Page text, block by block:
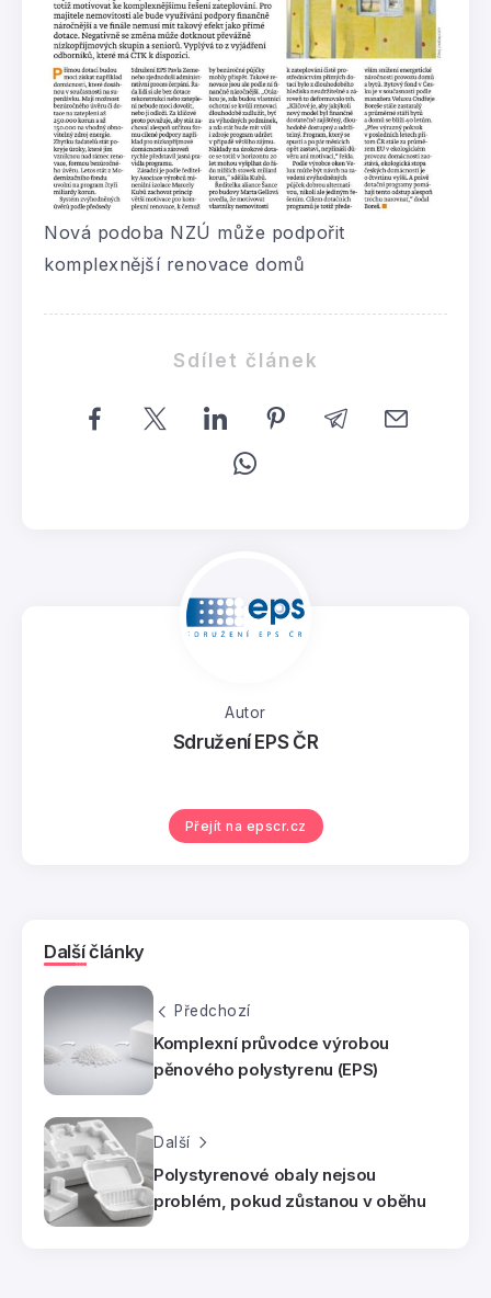
Nová podoba NZÚ může podpořit
komplexnější renovace domů
Sdílet článek
Autor
Sdružení EPS ČR
Přejít na epscr.cz
Další články
Předchozí
Komplexní průvodce výrobou
pěnového polystyrenu (EPS)
Další
Polystyrenové obaly nejsou
problém, pokud zůstanou v oběhu